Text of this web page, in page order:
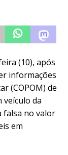
(10), após
informações
(COPOM) de
veículo da
falsa no valor
em